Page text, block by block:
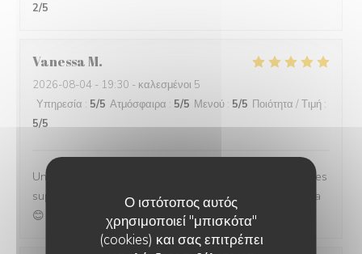
Ο ιστότοπος αυτός
χρησιμοποιεί "μπισκότα"
(cookies) και σας επιτρέπει
2/5
VanessaM
2026-08-04 - 19:30 - καλεσμένοι 5
Υπηρεσία : 5/5 Ατμόσφαιρα : 5/5 Μενού : 5/5 Ποιότητα / Τιμή :
5/5
Une super soirée !un joli cadre, des tres bons plats et des
super serveuses sympas et souriante!merci on reviendra
😊